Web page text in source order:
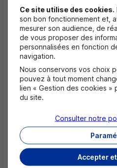
Dépôt de chèques
Equipement pour
Masquer
Questions
Quels documents sont
Où trouver les numéros
Comment savoir si mon
Ce site utilise des cookies.
son bon fonctionnement et,
mesurer son audience, de
de vous proposer des
personnalisées en fonction
navigation.
Nous conservons vos choix
pouvez à tout moment
lien « Gestion des cookies »
du site.
Accepter
Consulter notre